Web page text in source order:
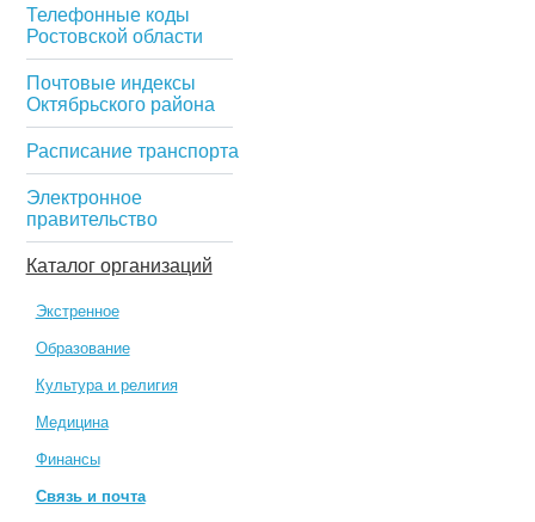
Телефонные коды
Ростовской области
Почтовые индексы
Октябрьского района
Расписание транспорта
Электронное
правительство
Каталог организаций
Экстренное
Образование
Культура и религия
Медицина
Финансы
Связь и почта